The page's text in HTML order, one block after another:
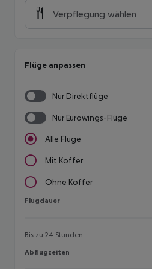
Verpflegung wählen
Flüge anpassen
Nur Direktflüge
Nur Eurowings-Flüge
Alle Flüge
Mit Koffer
Ohne Koffer
Flugdauer
Flugdauer
Bis zu 24 Stunden
Abflugzeiten
Abflugzeiten